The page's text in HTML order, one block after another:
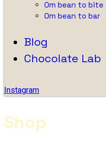
Om bean to bite
Om bean to bar
Blog
Chocolate Lab
Instagram
Shop